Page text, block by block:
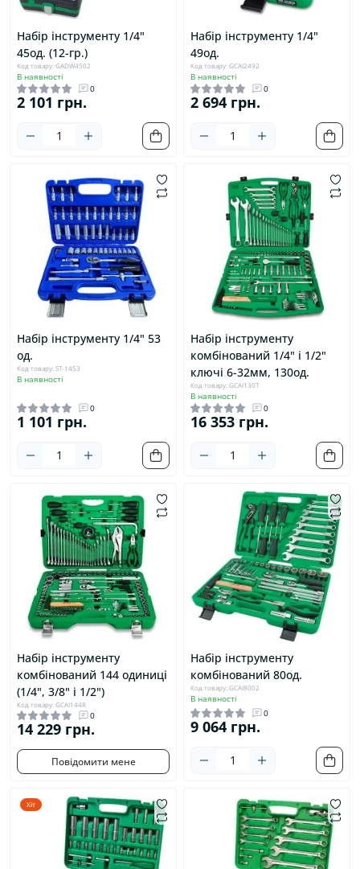
Набір інструменту 1/4"
45од. (12-гр.)
Код товару: GADW4502
В наявності
0
2 101 грн.
Набір інструменту 1/4"
49од.
Код товару: GCAI2492
В наявності
0
2 694 грн.
Набір інструменту 1/4" 53
од.
Код товару: ST-1453
В наявності
0
1 101 грн.
Набір інструменту
комбінований 1/4" і 1/2"
ключі 6-32мм, 130од.
Код товару: GCAI130T
В наявності
0
16 353 грн.
Набір інструменту
комбінований 144 одиниці
(1/4", 3/8" і 1/2")
Код товару: GCAI144R
0
14 229 грн.
Повідомити мене
Набір інструменту
комбінований 80од.
Код товару: GCAI8002
В наявності
0
9 064 грн.
Хіт